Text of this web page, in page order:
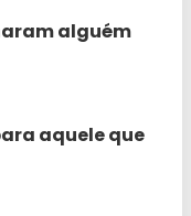
alguém
aquele que